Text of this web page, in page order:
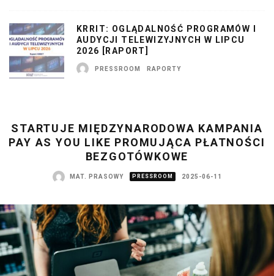
KRRIT: OGLĄDALNOŚĆ PROGRAMÓW I
AUDYCJI TELEWIZYJNYCH W LIPCU
2026 [RAPORT]
PRESSROOM RAPORTY
STARTUJE MIĘDZYNARODOWA KAMPANIA
PAY AS YOU LIKE PROMUJĄCA PŁATNOŚCI
BEZGOTÓWKOWE
MAT. PRASOWY PRESSROOM 2025-06-11